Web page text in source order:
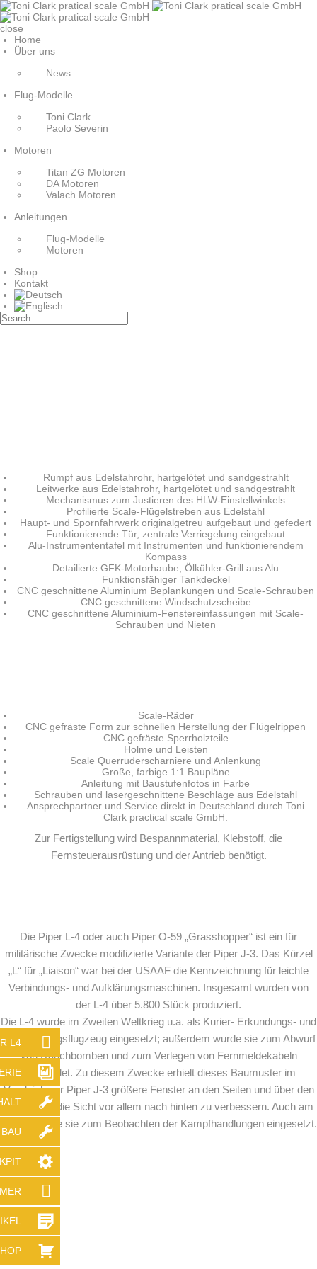
close
Home
Über uns
News
Flug-Modelle
Toni Clark
Paolo Severin
Motoren
Titan ZG Motoren
DA Motoren
Valach Motoren
Anleitungen
Flug-Modelle
Motoren
Shop
Kontakt
Super Scale Bausatz
Piper L4, M 1:3„Grasshopper“
Rumpf aus Edelstahrohr, hartgelötet und sandgestrahlt
Leitwerke aus Edelstahrohr, hartgelötet und sandgestrahlt
Mechanismus zum Justieren des HLW-Einstellwinkels
Profilierte Scale-Flügelstreben aus Edelstahl
Haupt- und Spornfahrwerk originalgetreu aufgebaut und gefedert
Funktionierende Tür, zentrale Verriegelung eingebaut
Alu-Instrumententafel mit Instrumenten und funktionierendem
Kompass
Detailierte GFK-Motorhaube, Ölkühler-Grill aus Alu
Funktionsfähiger Tankdeckel
CNC geschnittene Aluminium Beplankungen und Scale-Schrauben
CNC geschnittene Windschutzscheibe
CNC geschnittene Aluminium-Fenstereinfassungen mit Scale-
Schrauben und Nieten
Scale-Räder
CNC gefräste Form zur schnellen Herstellung der Flügelrippen
CNC gefräste Sperrholzteile
Holme und Leisten
Scale Querruderscharniere und Anlenkung
Große, farbige 1:1 Baupläne
Anleitung mit Baustufenfotos in Farbe
Schrauben und lasergeschnittene Beschläge aus Edelstahl
Ansprechpartner und Service direkt in Deutschland durch Toni
Clark practical scale GmbH.
Zur Fertigstellung wird Bespannmaterial, Klebstoff, die
Fernsteuerausrüstung und der Antrieb benötigt.
Ein paar Worte über das große Vorbild der Piper L4
Die Piper L-4 oder auch Piper O-59 „Grasshopper“ ist ein für
militärische Zwecke modifizierte Variante der Piper J-3. Das Kürzel
„L“ für „Liaison“ war bei der USAAF die Kennzeichnung für leichte
Verbindungs- und Aufklärungsmaschinen. Insgesamt wurden von
der L-4 über 5.800 Stück produziert.
Die L-4 wurde im Zweiten Weltkrieg u.a. als Kurier- Erkundungs- und
Beobachtungsflugzeug eingesetzt; außerdem wurde sie zum Abwurf
von Rauchbomben und zum Verlegen von Fernmeldekabeln
verwendet. Zu diesem Zwecke erhielt dieses Baumuster im
Vergleich zur Piper J-3 größere Fenster an den Seiten und über den
Sitzen, um die Sicht vor allem nach hinten zu verbessern. Auch am
D-Day wurde sie zum Beobachten der Kampfhandlungen eingesetzt.
L4